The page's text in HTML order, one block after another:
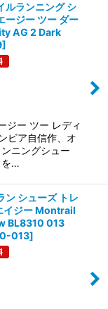
ルランニング シ
ージー ツー ダー
AG 2 Dark
]
ジー ツー レディ
ビア自信作、オ
ニングシュー
を…
ン シューズ トレ
イジー Montrail
BL8310 013
013]